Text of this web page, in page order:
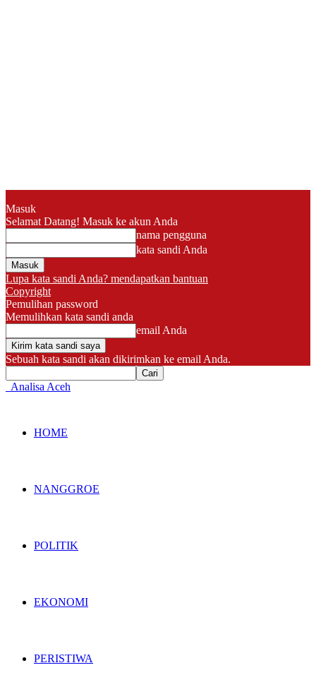
Masuk
Selamat Datang! Masuk ke akun Anda
nama pengguna
kata sandi Anda
Lupa kata sandi Anda? mendapatkan bantuan
Copyright
Pemulihan password
Memulihkan kata sandi anda
email Anda
Sebuah kata sandi akan dikirimkan ke email Anda.
Analisa Aceh
HOME
NANGGROE
POLITIK
EKONOMI
PERISTIWA